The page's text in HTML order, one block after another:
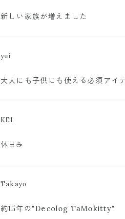
新しい家族が増えました
yui
大人にも子供にも使える必須アイ
KEI
休日☕️
Takayo
約15年の"Decolog TaMokitty"